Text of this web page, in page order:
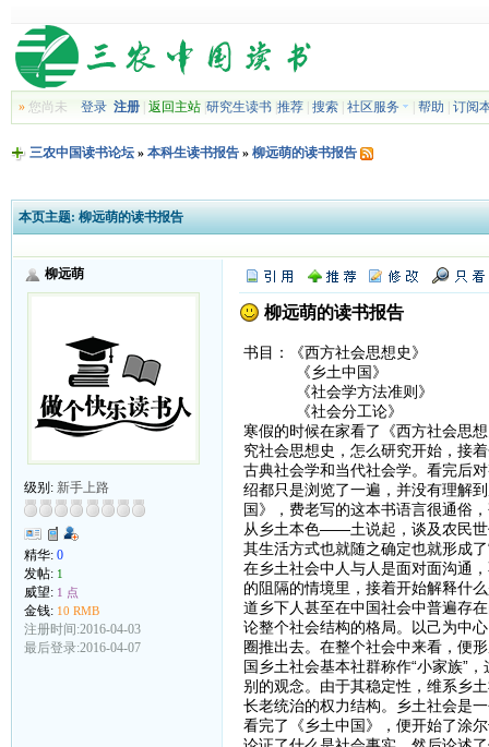
»您尚未 登录 注册| 返回主站| 研究生读书| 推荐| 搜索| 社区服务 帮助 订阅
三农中国读书论坛» 本科生读书报告» 柳远萌的读书报告
本页主题: 柳远萌的读书报告
柳远萌
级别: 新手上路
精华: 0
发帖: 1
威望: 1 点
金钱: 10 RMB
注册时间:2016-04-03
最后登录:2016-04-07
柳远萌的读书报告
书目：《西方社会思想史》
《乡土中国》
《社会学方法准则》
《社会分工论》
寒假的时候在家看了《西方社会思
究社会思想史，怎么研究开始，接
古典社会学和当代社会学。看完后
绍都只是浏览了一遍，并没有理解
国》，费老写的这本书语言很通俗
从乡土本色——土说起，谈及农民世
其生活方式也就随之确定也就形成
在乡土社会中人与人是面对面沟通
的阻隔的情境里，接着开始解释什
道乡下人甚至在中国社会中普遍存
论整个社会结构的格局。以己为中
圈推出去。在整个社会中来看，便
国乡土社会基本社群称作“小家族”
别的观念。由于其稳定性，维系乡
长老统治的权力结构。乡土社会是
看完了《乡土中国》，便开始了涂